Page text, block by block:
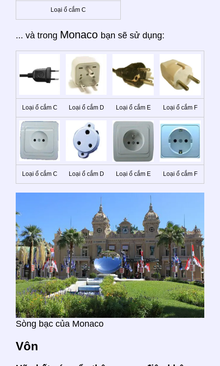
Loại ổ cắm C
... và trong Monaco bạn sẽ sử dụng:
Loại ổ cắm C Loại ổ cắm D Loại ổ cắm E Loại ổ cắm F
Loại ổ cắm C Loại ổ cắm D Loại ổ cắm E Loại ổ cắm F
Sòng bạc của Monaco
Vôn